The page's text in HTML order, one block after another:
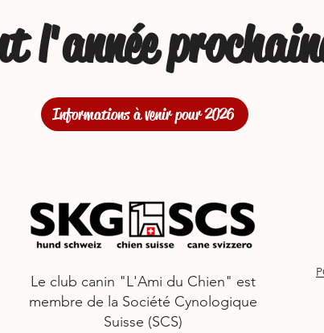
l'année
Informations à venir pour 2026
Le club canin "L'Ami du Chien" est
membre de la Société Cynologique
Suisse (SCS)